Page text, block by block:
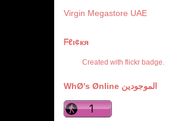
Virgin Megastore UAE
ᖴℓι¢кя
Created with flickr badge
WhØ's Ønline الموجودين